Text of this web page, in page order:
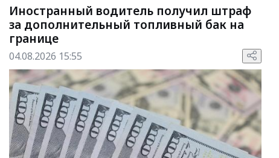
Иностранный водитель получил штраф
за дополнительный топливный бак на
границе
04.08.2026 15:55